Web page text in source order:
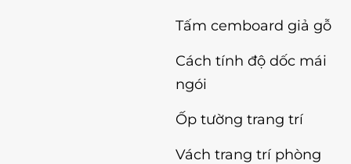
Tấm cemboard giả gỗ
Cách tính độ dốc mái
ngói
Ốp tường trang trí
Vách trang trí phòng